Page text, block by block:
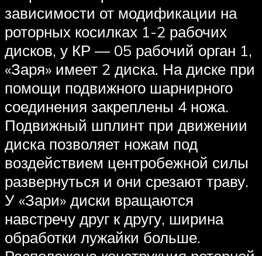
зависимости от модификации на
роторных косилках 1-2 рабочих
дисков, у КР — 05 рабочий орган 1,
«Заря» имеет 2 диска. На диске при
помощи подвижного шарнирного
соединения закреплены 4 ножа.
Подвижный шплинт при движении
диска позволяет ножам под
воздействием центробежной силы
развернуться и они срезают траву.
У «Зари» диски вращаются
навстречу друг к другу, ширина
обработки лужайки больше.